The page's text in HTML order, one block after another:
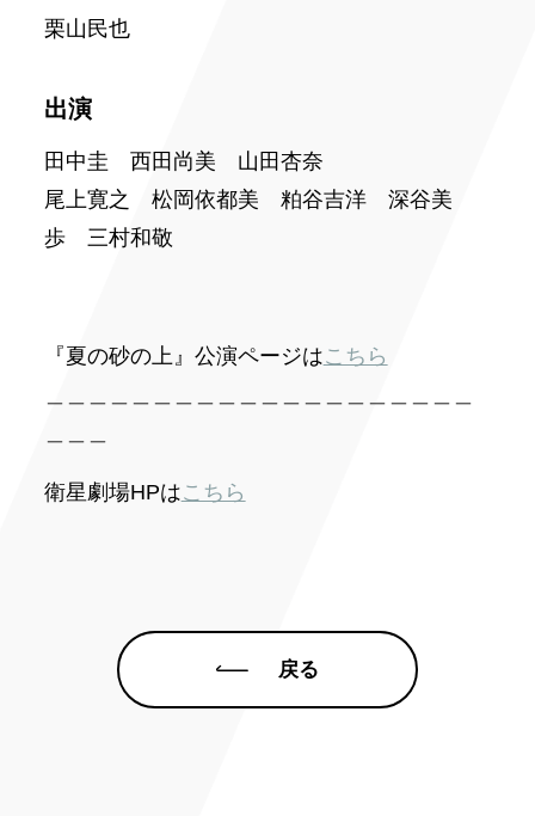
栗山民也
出演
田中圭 西田尚美 山田杏奈
尾上寛之 松岡依都美 粕谷吉洋 深谷美
歩 三村和敬
『夏の砂の上』公演ページはこちら
衛星劇場HPはこちら
戻る